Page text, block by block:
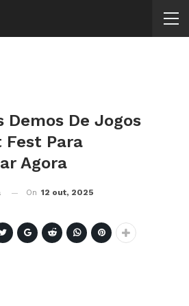
Demos De Jogos
Para
Agora
On 12 out, 2025